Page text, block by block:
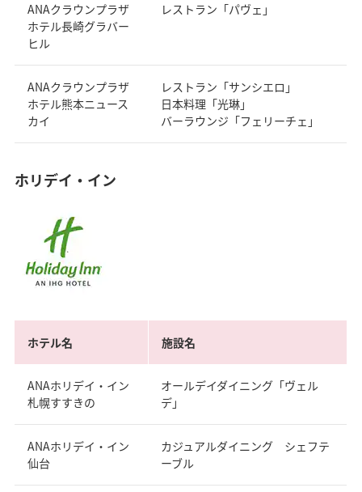
ANAクラウンプラザ
ホテル長崎グラバー
ヒル
レストラン「パヴェ」
ANAクラウンプラザ
ホテル熊本ニュース
カイ
レストラン「サンシエロ」
日本料理「光琳」
バーラウンジ「フェリーチェ」
ホリデイ・イン
ホテル名 施設名
ANAホリデイ・イン
札幌すすきの
オールデイダイニング「ヴェル
デ」
ANAホリデイ・イン
仙台
カジュアルダイニング シェフテ
ーブル